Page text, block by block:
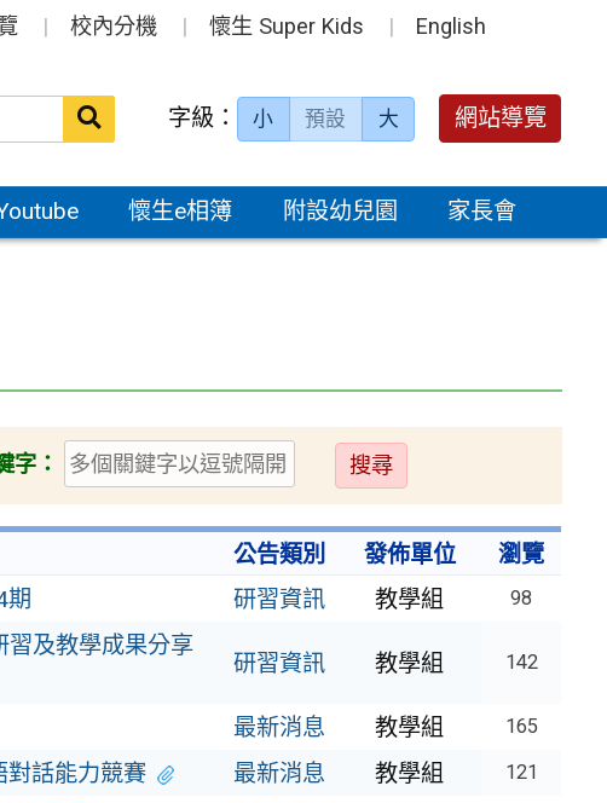
校內分機 懷生 Super Kids English
送出 字級： 小 預設 大 網站導覽
懷生e相簿 附設幼兒園 家長會
字：
送
出
公告類別 發佈單位
瀏覽
期 研習資訊 教學組 98
習及教學成果分享
研習資訊 教學組 142
最新消息 教學組 165
話能力競賽 最新消息 教學組 121